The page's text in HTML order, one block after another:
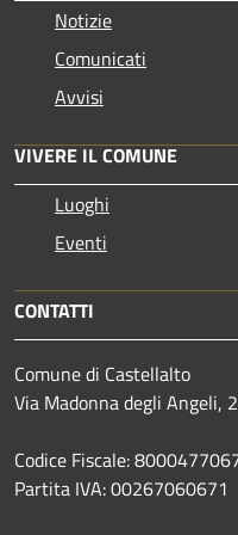
Notizie
Comunicati
Avvisi
VIVERE IL COMUNE
Luoghi
Eventi
CONTATTI
Comune di Castellalto
Via Madonna degli Angeli,
Codice Fiscale:
Partita IVA: 00267060671